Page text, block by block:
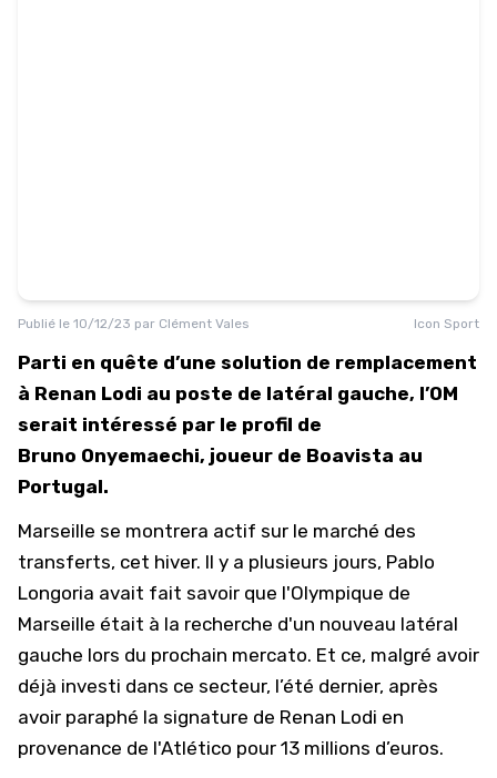
Publié le 10/12/23 par Clément Vales Icon Sport
Parti en quête d’une solution de remplacement
à Renan Lodi au poste de latéral gauche, l’OM
serait intéressé par le profil de
Bruno Onyemaechi, joueur de Boavista au
Portugal.
Marseille se montrera actif sur le marché des
transferts, cet hiver. Il y a plusieurs jours, Pablo
Longoria avait fait savoir que l'Olympique de
Marseille était à la recherche d'un nouveau latéral
gauche lors du prochain mercato. Et ce, malgré avoir
déjà investi dans ce secteur, l’été dernier, après
avoir paraphé la signature de Renan Lodi en
provenance de l'Atlético pour 13 millions d’euros.